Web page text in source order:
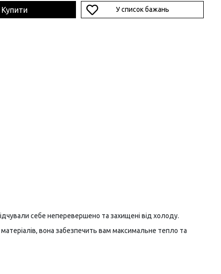
Купити У список бажань
себе неперевершено та захищені від холоду.
вона забезпечить вам максимальне тепло та